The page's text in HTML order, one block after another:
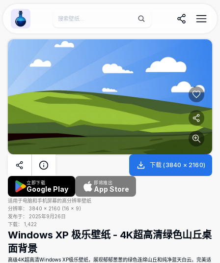
Wallpaper Alchemy
下载 (3840 × 2160)
立即下载
Google Play
即将推出
App Store
适用于电脑和手机屏幕的高分辨率壁纸
分辨率：
3840 × 2160 (16 × 9)
发布于：
2025年9月26日
下载：
1,422
Windows XP 极乐壁纸 - 4K超高清绿色山丘桌
面背景
高级4K超高清Windows XP极乐壁纸，展现郁郁葱葱的绿色连绵山丘和纯净蓝天白云。完美适